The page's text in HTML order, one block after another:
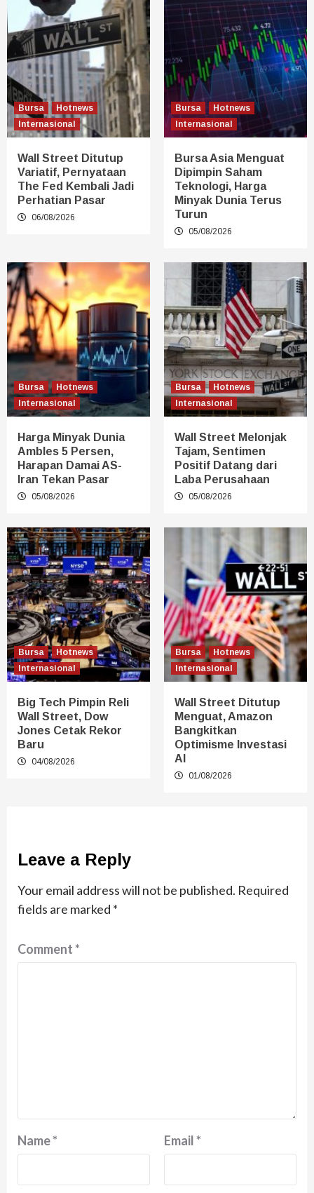
Bursa
Hotnews
Internasional
Wall Street Ditutup
Variatif, Pernyataan
The Fed Kembali Jadi
Perhatian Pasar
06/08/2026
Bursa
Hotnews
Internasional
Bursa Asia Menguat
Dipimpin Saham
Teknologi, Harga
Minyak Dunia Terus
Turun
05/08/2026
Bursa
Hotnews
Internasional
Harga Minyak Dunia
Ambles 5 Persen,
Harapan Damai AS-
Iran Tekan Pasar
05/08/2026
Bursa
Hotnews
Internasional
Wall Street Melonjak
Tajam, Sentimen
Positif Datang dari
Laba Perusahaan
05/08/2026
Bursa
Hotnews
Internasional
Big Tech Pimpin Reli
Wall Street, Dow
Jones Cetak Rekor
Baru
04/08/2026
Bursa
Hotnews
Internasional
Wall Street Ditutup
Menguat, Amazon
Bangkitkan
Optimisme Investasi
AI
01/08/2026
Leave a Reply
Your email address will not be published. Required
fields are marked *
Comment*
Name* Email*